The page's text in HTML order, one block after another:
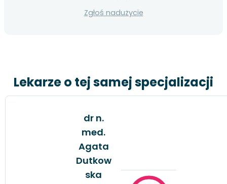
Zgłoś nadużycie
Lekarze o tej samej specjalizacji
dr n.
med.
Agata
Dutkow
ska